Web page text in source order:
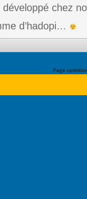
chez
d’hadopi…
Page